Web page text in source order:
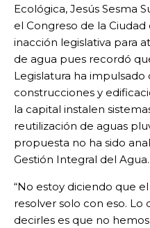
Ecológica, Jesús Sesma
el Congreso de la
inacción legislativa para
de agua pues recordó
Legislatura ha impulsado
construcciones y
la capital instalen
reutilización de aguas
propuesta no ha sido
Gestión Integral del Agua.
“No estoy diciendo que
resolver solo con eso. Lo
decirles es que no